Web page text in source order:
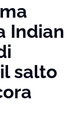
Indian
salto